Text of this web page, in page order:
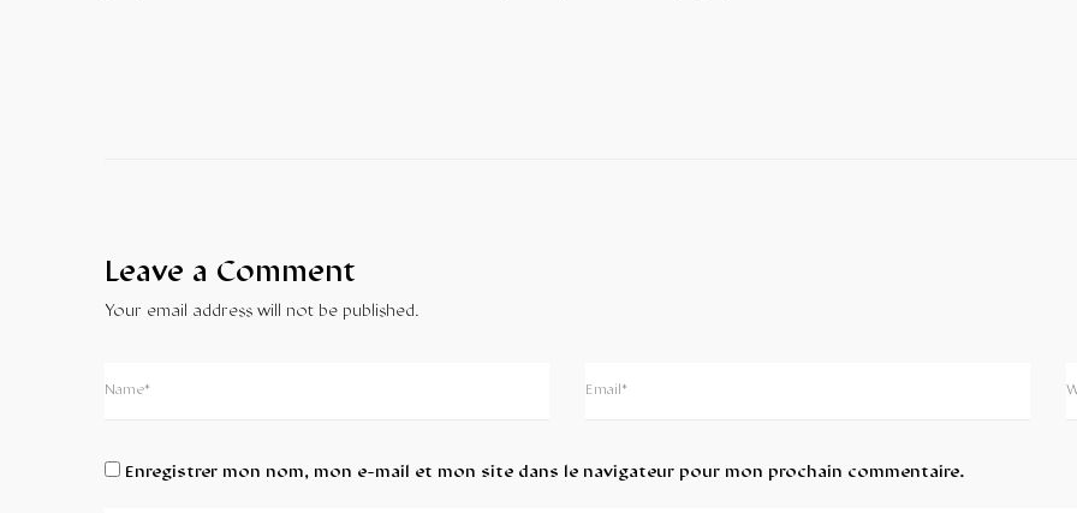
Leave a Comment
Your email address will not be published.
Enregistrer mon nom, mon e-mail et mon site dans le navigateur pour mon prochain commentaire.